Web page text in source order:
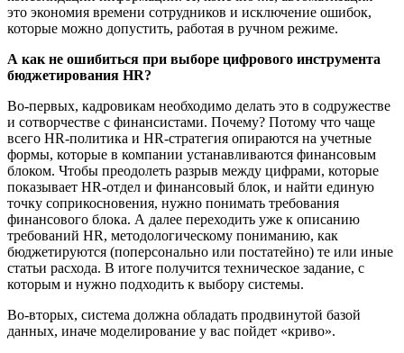
это экономия времени сотрудников и исключение ошибок,
которые можно допустить, работая в ручном режиме.
А как не ошибиться при выборе цифрового инструмента
бюджетирования HR?
Во-первых, кадровикам необходимо делать это в содружестве
и сотворчестве с финансистами. Почему? Потому что чаще
всего HR-политика и HR-стратегия опираются на учетные
формы, которые в компании устанавливаются финансовым
блоком. Чтобы преодолеть разрыв между цифрами, которые
показывает HR-отдел и финансовый блок, и найти единую
точку соприкосновения, нужно понимать требования
финансового блока. А далее переходить уже к описанию
требований HR, методологическому пониманию, как
бюджетируются (поперсонально или постатейно) те или иные
статьи расхода. В итоге получится техническое задание, с
которым и нужно подходить к выбору системы.
Во-вторых, система должна обладать продвинутой базой
данных, иначе моделирование у вас пойдет «криво».